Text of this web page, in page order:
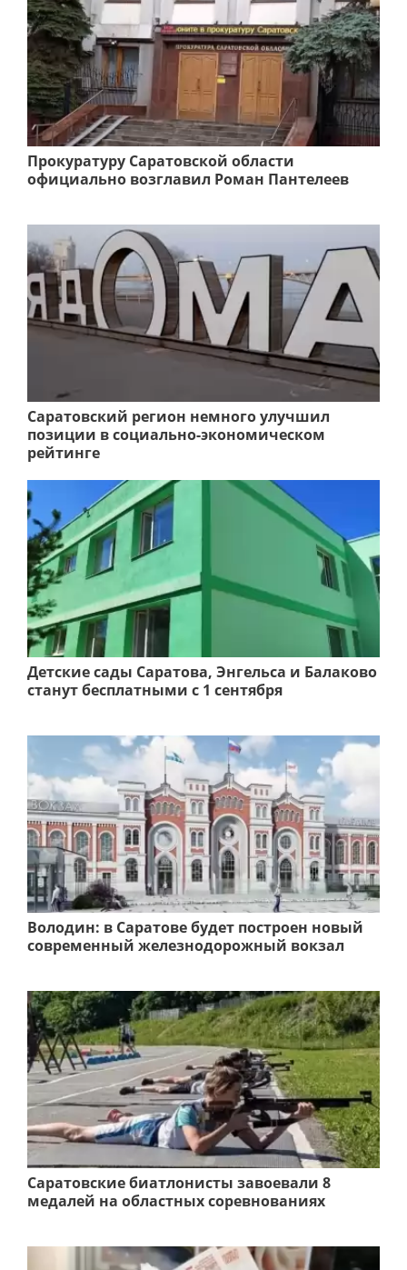
Прокуратуру Саратовской области
официально возглавил Роман Пантелеев
Саратовский регион немного улучшил
позиции в социально-экономическом
рейтинге
Детские сады Саратова, Энгельса и Балаково
станут бесплатными с 1 сентября
Володин: в Саратове будет построен новый
современный железнодорожный вокзал
Саратовские биатлонисты завоевали 8
медалей на областных соревнованиях